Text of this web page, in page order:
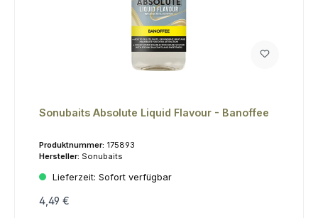
Sonubaits Absolute Liquid Flavour - Banoffee
Produktnummer: 175893
Hersteller: Sonubaits
Lieferzeit: Sofort verfügbar
4,49 €